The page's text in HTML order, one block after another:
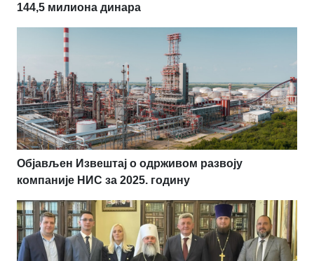
144,5 милиона динара
Објављен Извештај о одрживом развоју
компаније НИС за 2025. годину